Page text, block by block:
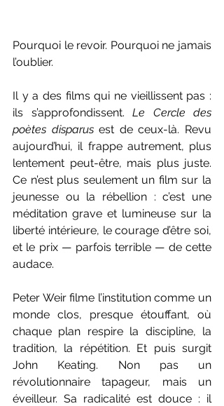
Pourquoi le revoir. Pourquoi ne jamais
l’oublier.
Il y a des films qui ne vieillissent pas :
ils s’approfondissent. Le Cercle des
poètes disparus est de ceux-là. Revu
aujourd’hui, il frappe autrement, plus
lentement peut-être, mais plus juste.
Ce n’est plus seulement un film sur la
jeunesse ou la rébellion : c’est une
méditation grave et lumineuse sur la
liberté intérieure, le courage d’être soi,
et le prix — parfois terrible — de cette
audace.
Peter Weir filme l’institution comme un
monde clos, presque étouffant, où
chaque plan respire la discipline, la
tradition, la répétition. Et puis surgit
John Keating. Non pas un
révolutionnaire tapageur, mais un
éveilleur. Sa radicalité est douce : il